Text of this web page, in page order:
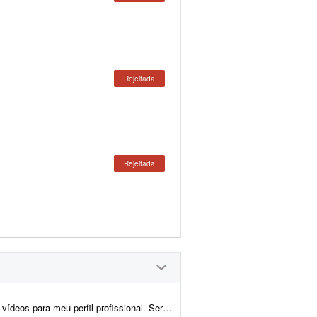
Rejeitada
Rejeitada
Será um vídeo curto para apresentação, promoção e venda. Preciso...